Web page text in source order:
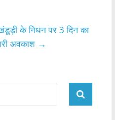
के निधन पर 3 दिन का
अवकाश →